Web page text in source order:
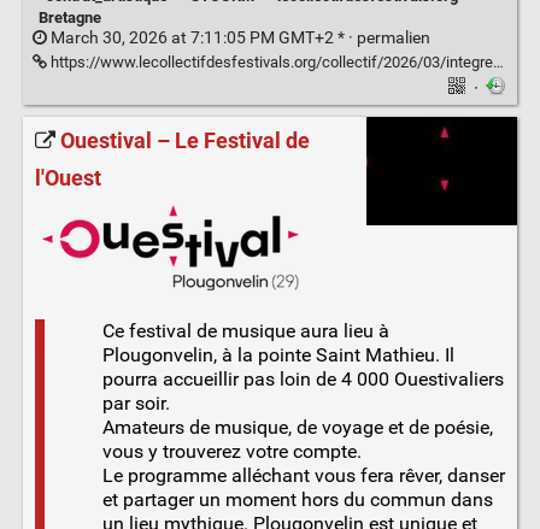
Bretagne
March 30, 2026 at 7:11:05 PM GMT+2 * · permalien
https://www.lecollectifdesfestivals.org/collectif/2026/03/integrer-une-clause-de-prevention-des-violences-sexistes-et-discriminatoires-dans-ses-contrats-artistiques/
·
Ouestival – Le Festival de
l'Ouest
Ce festival de musique aura lieu à
Plougonvelin, à la pointe Saint Mathieu. Il
pourra accueillir pas loin de 4 000 Ouestivaliers
par soir.
Amateurs de musique, de voyage et de poésie,
vous y trouverez votre compte.
Le programme alléchant vous fera rêver, danser
et partager un moment hors du commun dans
un lieu mythique. Plougonvelin est unique et